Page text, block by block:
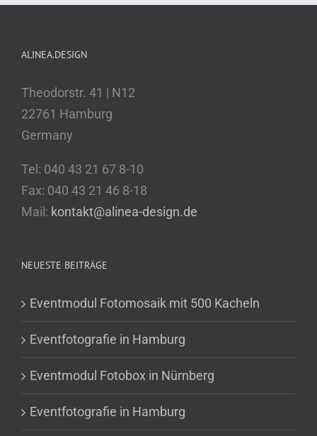
ALINEA.DESIGN
Theodorstr. 41 | N12
22761 Hamburg
Germany
Tel: 040 43 21 67 8-10
Fax: 040 43 21 46 8-18
Mail: kontakt@alinea-design.de
NEUESTE BEITRÄGE
Eventmodul Fotomosaik mit 500 Kacheln
Eventfotografie in Hamburg
Eventmodul Fotobox in Nürnberg
Eventfotografie in Hamburg